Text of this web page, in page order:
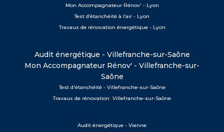
Mon Accompagnateur Rénov' - Lyon
Test d’étanchéité à l’air - Lyon
Travaux de rénovation énergétique - Lyon
Audit énergétique - Villefranche-sur-Saône
Mon Accompagnateur Rénov' - Villefranche-sur-
Saône
Test d'étanchéité - Villefranche-sur-Saône
Travaux de rénovation Villefranche-sur-Saône
Audit énergétique - Vienne